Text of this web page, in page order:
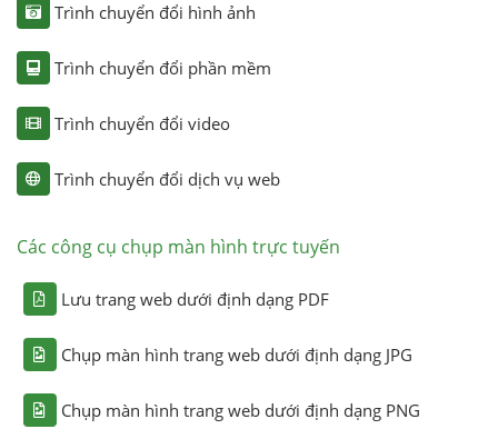
Trình chuyển đổi hình ảnh
Trình chuyển đổi phần mềm
Trình chuyển đổi video
Trình chuyển đổi dịch vụ web
Các công cụ chụp màn hình trực tuyến
Lưu trang web dưới định dạng PDF
Chụp màn hình trang web dưới định dạng JPG
Chụp màn hình trang web dưới định dạng PNG